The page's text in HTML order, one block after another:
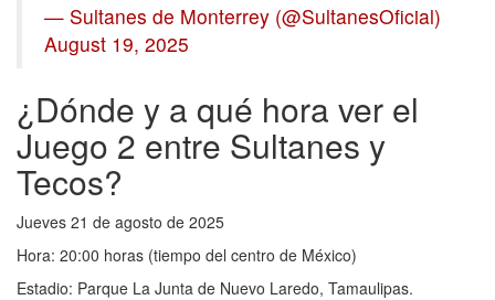
— Sultanes de Monterrey (@SultanesOficial)
August 19, 2025
¿Dónde y a qué hora ver el
Juego 2 entre Sultanes y
Tecos?
Jueves 21 de agosto de 2025
Hora: 20:00 horas (tiempo del centro de México)
Estadio: Parque La Junta de Nuevo Laredo, Tamaulipas.